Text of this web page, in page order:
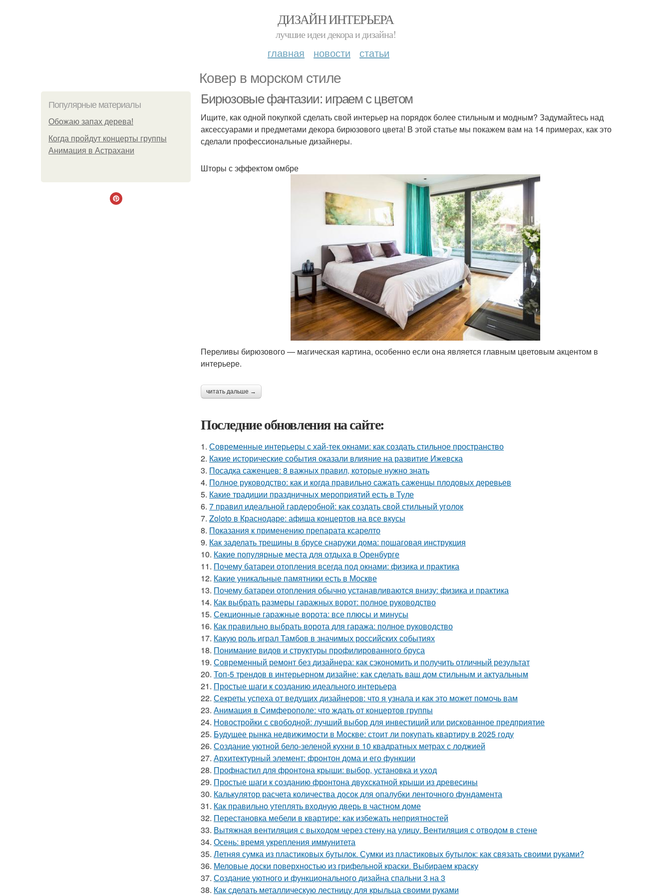
ДИЗАЙН ИНТЕРЬЕРА
лучшие идеи декора и дизайна!
главная новости статьи
Ковер в морском стиле
Популярные материалы
Обожaю зaпах деpева!
Когда пройдут концерты группы
Анимация в Астрахани
Бирюзовые фантазии: играем с цветом
Ищите, как одной покупкой сделать свой интерьер на порядок более стильным и модным? Задумайтесь над
аксессуарами и предметами декора бирюзового цвета! В этой статье мы покажем вам на 14 примерах, как это
сделали профессиональные дизайнеры.
Шторы с эффектом омбре
Переливы бирюзового — магическая картина, особенно если она является главным цветовым акцентом в
интерьере.
читать дальше →
Последние обновления на сайте:
1. Современные интерьеры с хай-тек окнами: как создать стильное пространство
2. Какие исторические события оказали влияние на развитие Ижевска
3. Посадка саженцев: 8 важных правил, которые нужно знать
4. Полное руководство: как и когда правильно сажать саженцы плодовых деревьев
5. Какие традиции праздничных мероприятий есть в Туле
6. 7 правил идеальной гардеробной: как создать свой стильный уголок
7. Zoloto в Краснодаре: афиша концертов на все вкусы
8. Показания к применению препарата ксарелто
9. Как заделать трещины в брусе снаружи дома: пошаговая инструкция
10. Какие популярные места для отдыха в Оренбурге
11. Почему батареи отопления всегда под окнами: физика и практика
12. Какие уникальные памятники есть в Москве
13. Почему батареи отопления обычно устанавливаются внизу: физика и практика
14. Как выбрать размеры гаражных ворот: полное руководство
15. Секционные гаражные ворота: все плюсы и минусы
16. Как правильно выбрать ворота для гаража: полное руководство
17. Какую роль играл Тамбов в значимых российских событиях
18. Понимание видов и структуры профилированного бруса
19. Современный ремонт без дизайнера: как сэкономить и получить отличный результат
20. Топ-5 трендов в интерьерном дизайне: как сделать ваш дом стильным и актуальным
21. Простые шаги к созданию идеального интерьера
22. Секреты успеха от ведущих дизайнеров: что я узнала и как это может помочь вам
23. Анимация в Симферополе: что ждать от концертов группы
24. Новостройки с свободной: лучший выбор для инвестиций или рискованное предприятие
25. Будущее рынка недвижимости в Москве: стоит ли покупать квартиру в 2025 году
26. Создание уютной бело-зеленой кухни в 10 квадратных метрах с лоджией
27. Архитектурный элемент: фронтон дома и его функции
28. Профнастил для фронтона крыши: выбор, установка и уход
29. Простые шаги к созданию фронтона двухскатной крыши из древесины
30. Калькулятор расчета количества досок для опалубки ленточного фундамента
31. Как правильно утеплять входную дверь в частном доме
32. Перестановка мебели в квартире: как избежать неприятностей
33. Вытяжная вентиляция с выходом через стену на улицу. Вентиляция с отводом в стене
34. Осень: время укрепления иммунитета
35. Летняя сумка из пластиковых бутылок. Сумки из пластиковых бутылок: как связать своими руками?
36. Меловые доски поверхностью из грифельной краски. Выбираем краску
37. Создание уютного и функционального дизайна спальни 3 на 3
38. Как сделать металлическую лестницу для крыльца своими руками